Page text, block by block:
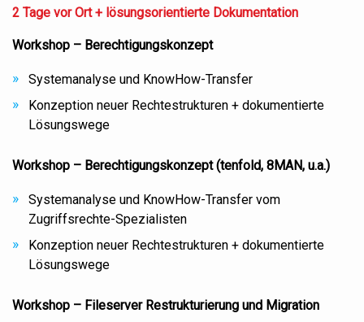
2 Tage vor Ort + lösungsorientierte Dokumentation
Workshop – Berechtigungskonzept
Systemanalyse und KnowHow-Transfer
Konzeption neuer Rechtestrukturen + dokumentierte
Lösungswege
Workshop – Berechtigungskonzept (tenfold, 8MAN, u.a.)
Systemanalyse und KnowHow-Transfer vom
Zugriffsrechte-Spezialisten
Konzeption neuer Rechtestrukturen + dokumentierte
Lösungswege
Workshop – Fileserver Restrukturierung und Migration